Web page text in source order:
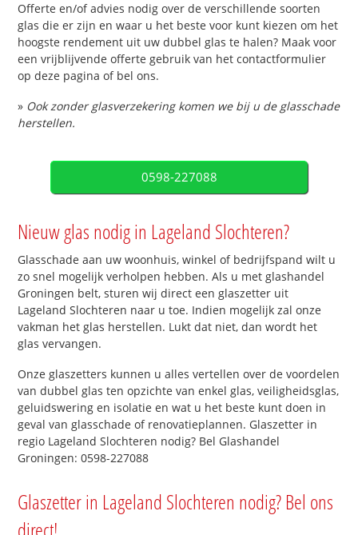
Offerte en/of advies nodig over de verschillende soorten
glas die er zijn en waar u het beste voor kunt kiezen om het
hoogste rendement uit uw dubbel glas te halen? Maak voor
een vrijblijvende offerte gebruik van het contactformulier
op deze pagina of bel ons.
» Ook zonder glasverzekering komen we bij u de glasschade
herstellen.
0598-227088
Nieuw glas nodig in Lageland Slochteren?
Glasschade aan uw woonhuis, winkel of bedrijfspand wilt u
zo snel mogelijk verholpen hebben. Als u met glashandel
Groningen belt, sturen wij direct een glaszetter uit
Lageland Slochteren naar u toe. Indien mogelijk zal onze
vakman het glas herstellen. Lukt dat niet, dan wordt het
glas vervangen.
Onze glaszetters kunnen u alles vertellen over de voordelen
van dubbel glas ten opzichte van enkel glas, veiligheidsglas,
geluidswering en isolatie en wat u het beste kunt doen in
geval van glasschade of renovatieplannen. Glaszetter in
regio Lageland Slochteren nodig? Bel Glashandel
Groningen: 0598-227088
Glaszetter in Lageland Slochteren nodig? Bel ons
direct!